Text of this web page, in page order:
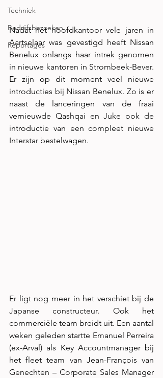
Techniek
Bedrijfsbezoeken
Reportages
Nadat het hoofdkantoor vele jaren in
Aartselaar was gevestigd heeft Nissan
Benelux onlangs haar intrek genomen
in nieuwe kantoren in Strombeek-Bever.
Er zijn op dit moment veel nieuwe
introducties bij Nissan Benelux. Zo is er
naast de lanceringen van de fraai
vernieuwde Qashqai en Juke ook de
introductie van een compleet nieuwe
Interstar bestelwagen.
Er ligt nog meer in het verschiet bij de
Japanse constructeur. Ook het
commerciële team breidt uit. Een aantal
weken geleden startte Emanuel Perreira
(ex-Arval) als Key Accountmanager bij
het fleet team van Jean-François van
Genechten – Corporate Sales Manager